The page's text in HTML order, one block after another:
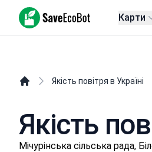
SaveEcoBot Карти
Якість повітря в Україні
Якість
Мічурінська сільська рада,